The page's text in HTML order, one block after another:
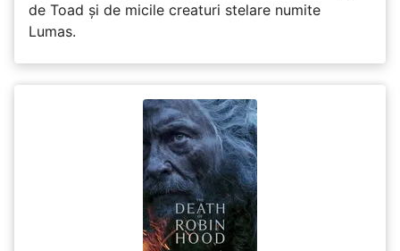
de Toad și de micile creaturi stelare numite
Lumas.